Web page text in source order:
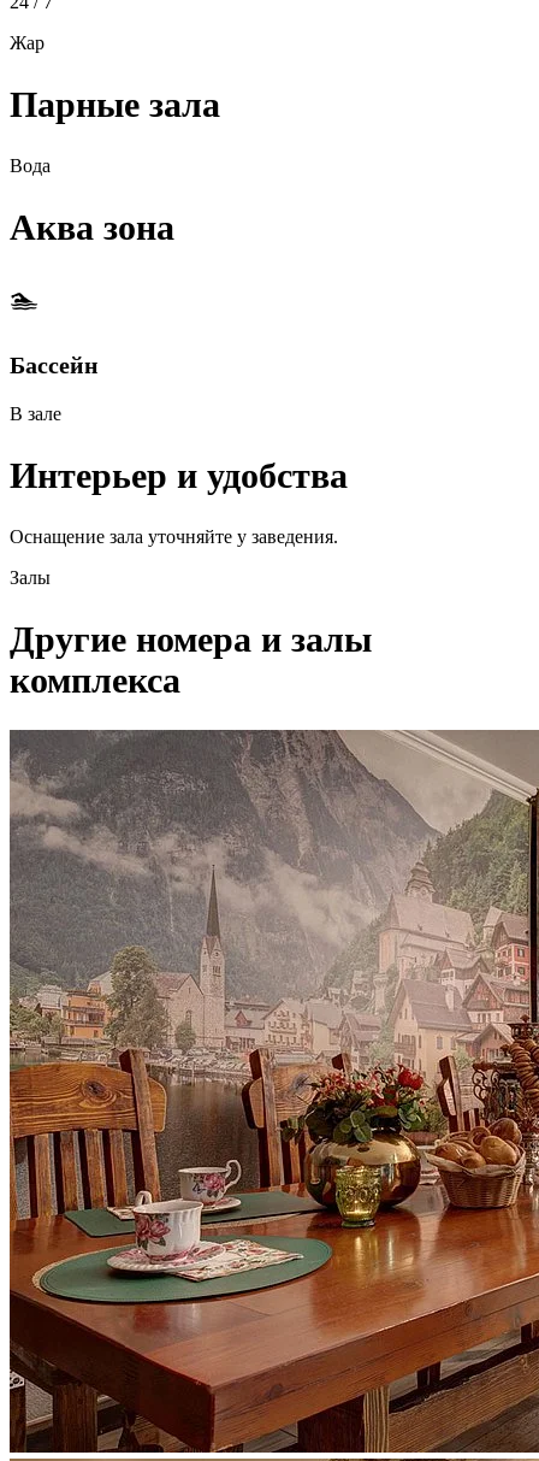
Жар
Парные зала
Вода
Аква зона
🏊
Бассейн
В зале
Интерьер и удобства
Оснащение зала уточняйте у заведения.
Залы
Другие номера и залы
комплекса